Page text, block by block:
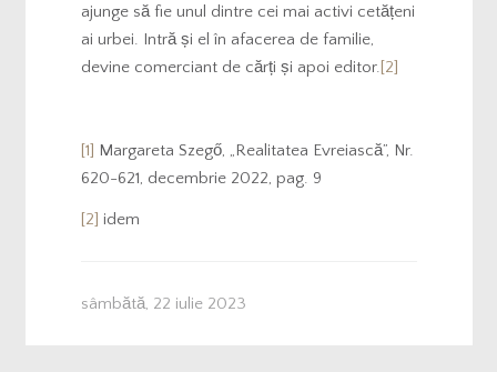
ajunge să fie unul dintre cei mai activi cetățeni
ai urbei. Intră și el în afacerea de familie,
devine comerciant de cărți și apoi editor.[2]
[1] Margareta Szegő, „Realitatea Evreiască”, Nr.
620-621, decembrie 2022, pag. 9
[2] idem
sâmbătă, 22 iulie 2023